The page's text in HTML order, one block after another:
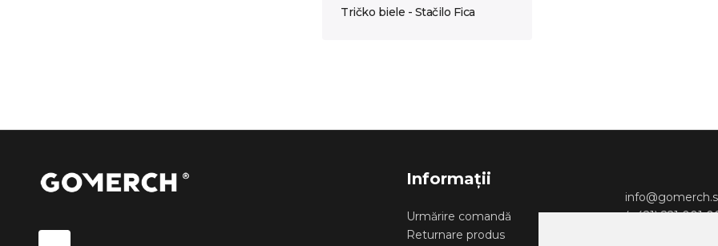
Tričko biele - Stačilo Fica
Informații
Urmărire comandă
Returnare produs
(+421) 221 001